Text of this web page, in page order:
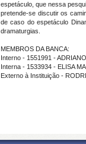
espetáculo, que nessa
pretende-se discutir os
de caso do espetáculo
dramaturgias.
MEMBROS DA BANCA:
Interno - 1551991 -
Interna - 1533934 - ELISA
Externo à Instituição -